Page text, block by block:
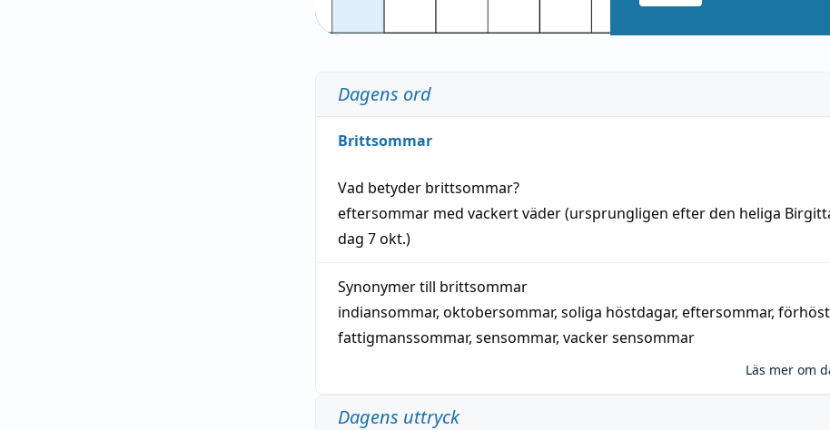
Dagens ord
Brittsommar
Vad betyder brittsommar?
eftersommar med vackertväder(ursprungligen efter den heliga
dag 7 okt.)
Synonymer till brittsommar
indiansommar, oktobersommar, soliga höstdagar, eftersommar, förhöst
fattigmanssommar, sensommar, vacker sensommar
Läs mer om
Dagens uttryck